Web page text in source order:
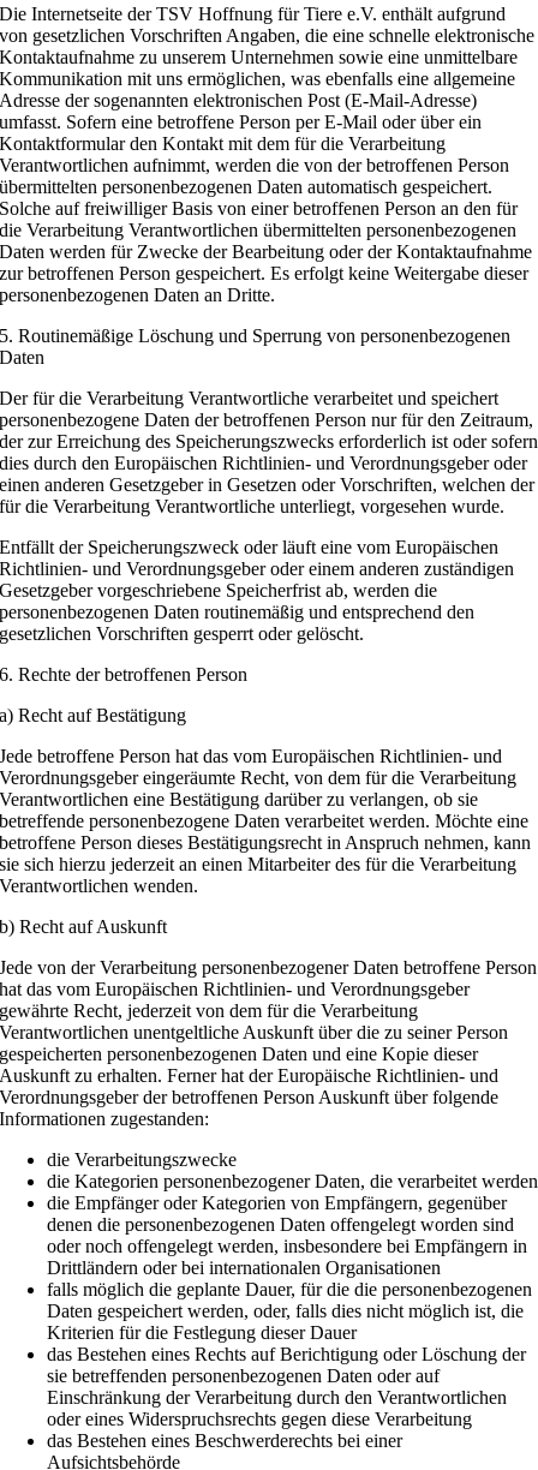
Die Internetseite der TSV Hoffnung für Tiere e.V. enthält aufgrund
von gesetzlichen Vorschriften Angaben, die eine schnelle elektronische
Kontaktaufnahme zu unserem Unternehmen sowie eine unmittelbare
Kommunikation mit uns ermöglichen, was ebenfalls eine allgemeine
Adresse der sogenannten elektronischen Post (E-Mail-Adresse)
umfasst. Sofern eine betroffene Person per E-Mail oder über ein
Kontaktformular den Kontakt mit dem für die Verarbeitung
Verantwortlichen aufnimmt, werden die von der betroffenen Person
übermittelten personenbezogenen Daten automatisch gespeichert.
Solche auf freiwilliger Basis von einer betroffenen Person an den für
die Verarbeitung Verantwortlichen übermittelten personenbezogenen
Daten werden für Zwecke der Bearbeitung oder der Kontaktaufnahme
zur betroffenen Person gespeichert. Es erfolgt keine Weitergabe dieser
personenbezogenen Daten an Dritte.
5. Routinemäßige Löschung und Sperrung von personenbezogenen
Daten
Der für die Verarbeitung Verantwortliche verarbeitet und speichert
personenbezogene Daten der betroffenen Person nur für den Zeitraum,
der zur Erreichung des Speicherungszwecks erforderlich ist oder sofern
dies durch den Europäischen Richtlinien- und Verordnungsgeber oder
einen anderen Gesetzgeber in Gesetzen oder Vorschriften, welchen der
für die Verarbeitung Verantwortliche unterliegt, vorgesehen wurde.
Entfällt der Speicherungszweck oder läuft eine vom Europäischen
Richtlinien- und Verordnungsgeber oder einem anderen zuständigen
Gesetzgeber vorgeschriebene Speicherfrist ab, werden die
personenbezogenen Daten routinemäßig und entsprechend den
gesetzlichen Vorschriften gesperrt oder gelöscht.
6. Rechte der betroffenen Person
a) Recht auf Bestätigung
Jede betroffene Person hat das vom Europäischen Richtlinien- und
Verordnungsgeber eingeräumte Recht, von dem für die Verarbeitung
Verantwortlichen eine Bestätigung darüber zu verlangen, ob sie
betreffende personenbezogene Daten verarbeitet werden. Möchte eine
betroffene Person dieses Bestätigungsrecht in Anspruch nehmen, kann
sie sich hierzu jederzeit an einen Mitarbeiter des für die Verarbeitung
Verantwortlichen wenden.
b) Recht auf Auskunft
Jede von der Verarbeitung personenbezogener Daten betroffene Person
hat das vom Europäischen Richtlinien- und Verordnungsgeber
gewährte Recht, jederzeit von dem für die Verarbeitung
Verantwortlichen unentgeltliche Auskunft über die zu seiner Person
gespeicherten personenbezogenen Daten und eine Kopie dieser
Auskunft zu erhalten. Ferner hat der Europäische Richtlinien- und
Verordnungsgeber der betroffenen Person Auskunft über folgende
Informationen zugestanden:
die Verarbeitungszwecke
die Kategorien personenbezogener Daten, die verarbeitet werden
die Empfänger oder Kategorien von Empfängern, gegenüber
denen die personenbezogenen Daten offengelegt worden sind
oder noch offengelegt werden, insbesondere bei Empfängern in
Drittländern oder bei internationalen Organisationen
falls möglich die geplante Dauer, für die die personenbezogenen
Daten gespeichert werden, oder, falls dies nicht möglich ist, die
Kriterien für die Festlegung dieser Dauer
das Bestehen eines Rechts auf Berichtigung oder Löschung der
sie betreffenden personenbezogenen Daten oder auf
Einschränkung der Verarbeitung durch den Verantwortlichen
oder eines Widerspruchsrechts gegen diese Verarbeitung
das Bestehen eines Beschwerderechts bei einer
Aufsichtsbehörde